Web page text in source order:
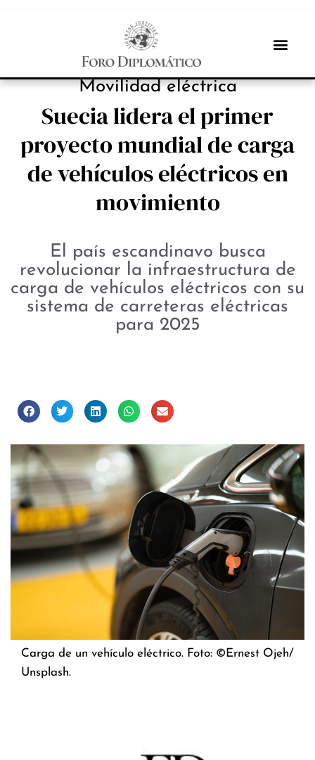
ESTRATEGIAS
Movilidad eléctrica
Suecia lidera el primer
proyecto mundial de carga
de vehículos eléctricos en
movimiento
El país escandinavo busca
revolucionar la infraestructura de
carga de vehículos eléctricos con su
sistema de carreteras eléctricas
para 2025
Carga de un vehículo eléctrico. Foto: ©Ernest Ojeh/
Unsplash.